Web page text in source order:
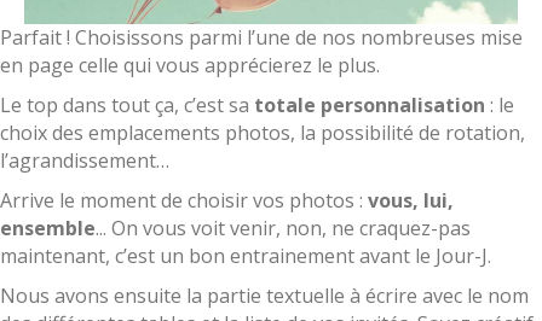
Parfait ! Choisissons parmi l’une de nos nombreuses mise
en page celle qui vous apprécierez le plus.
Le top dans tout ça, c’est sa totale personnalisation : le
choix des emplacements photos, la possibilité de rotation,
l’agrandissement…
Arrive le moment de choisir vos photos : vous, lui,
ensemble... On vous voit venir, non, ne craquez-pas
maintenant, c’est un bon entrainement avant le Jour-J.
Nous avons ensuite la partie textuelle à écrire avec le nom